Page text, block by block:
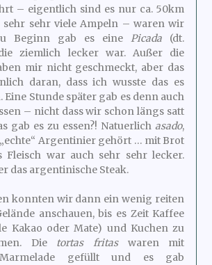
– eigentlich sind es nur ca. 50km
sehr sehr viele Ampeln – waren wir
Beginn gab es einePicada (dt.
ziemlich lecker war. Außer die
mir nicht geschmeckt, aber das
daran, dass ich wusste das es
Stunde später gab es denn auch
– nicht dass wir schon längs satt
gab es zu essen?! Natuerlichasado,
Argentinier gehört … mit Brot
Fleisch war auch sehr sehr lecker.
das argentinische Steak.
konnten wir dann ein wenig reiten
anschauen, bis es Zeit Kaffee
Kakao oder Mate) und Kuchen zu
Die tortas fritaswaren mit
gefüllt und es gab